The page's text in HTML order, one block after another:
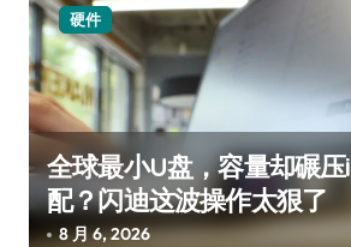
硬件
全球最小U盘，容量却碾压
配？闪迪这波操作太狠了
8 月 6, 2026